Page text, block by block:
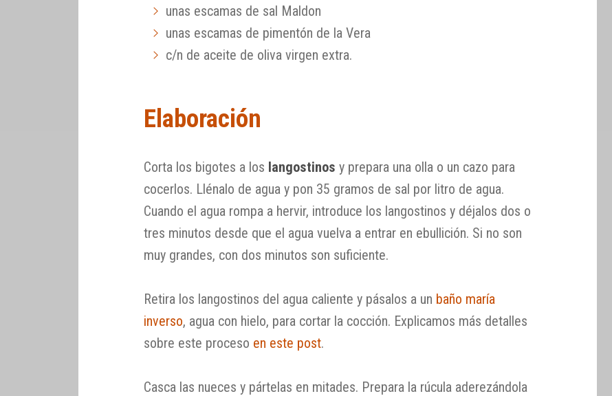
unas escamas de sal Maldon
unas escamas de pimentón de la Vera
c/n de aceite de oliva virgen extra.
Elaboración
Corta los bigotes a los langostinos y prepara una olla o un cazo para
cocerlos. Llénalo de agua y pon 35 gramos de sal por litro de agua.
Cuando el agua rompa a hervir, introduce los langostinos y déjalos dos o
tres minutos desde que el agua vuelva a entrar en ebullición. Si no son
muy grandes, con dos minutos son suficiente.
Retira los langostinos del agua caliente y pásalos a un baño maría
inverso, agua con hielo, para cortar la cocción. Explicamos más detalles
sobre este proceso en este post.
Casca las nueces y pártelas en mitades. Prepara la rúcula aderezándola